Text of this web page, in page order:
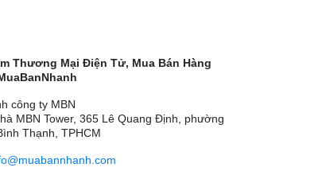
Thương Mại Điện Tử, Mua Bán Hàng
công ty MBN
MBN Tower, 365 Lê Quang Định, phường
Thạnh, TPHCM